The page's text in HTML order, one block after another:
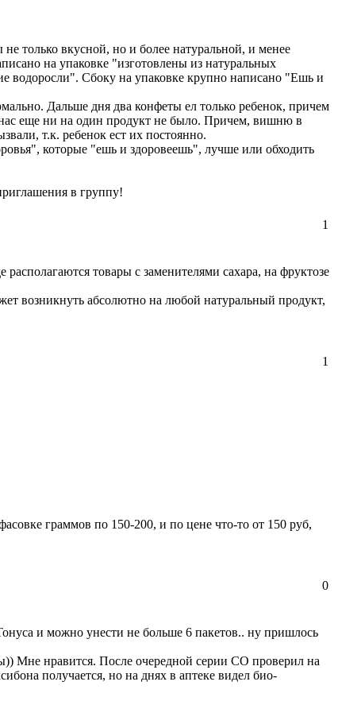
только вкусной, но и более натуральной, и менее
на упаковке "изготовлены из натуральных
водоросли". Сбоку на упаковке крупно написано "Ешь и
Дальше дня два конфеты ел только ребенок, причем
нас еще ни на один продукт не было. Причем, вишню в
т.к. ребенок ест их постоянно.
которые "ешь и здоровеешь", лучше или обходить
в группу!
1
товары с заменителями сахара, на фруктозе
возникнуть абсолютно на любой натуральный продукт,
1
граммов по 150-200, и по цене что-то от 150 руб,
0
и можно унести не больше 6 пакетов.. ну пришлось
Мне нравится. После очередной серии СО проверил на
получается, но на днях в аптеке видел био-